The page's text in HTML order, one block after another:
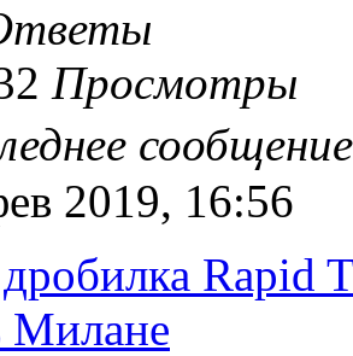
Просмотры
2019, 16:56
Rapid
Милане